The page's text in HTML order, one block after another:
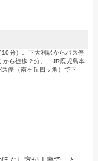
分）。下大利駅からバス停
から徒歩２分。、JR鹿児島本
停（南ヶ丘四ッ角）で下